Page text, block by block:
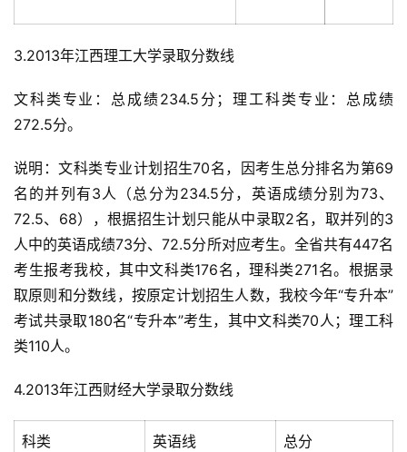
3.2013年江西理工大学录取分数线
文科类专业：总成绩234.5分；理工科类专业：总成绩
272.5分。
说明：文科类专业计划招生70名，因考生总分排名为第69
名的并列有3人（总分为234.5分，英语成绩分别为73、
72.5、68），根据招生计划只能从中录取2名，取并列的3
人中的英语成绩73分、72.5分所对应考生。全省共有447名
考生报考我校，其中文科类176名，理科类271名。根据录
取原则和分数线，按原定计划招生人数，我校今年“专升本”
考试共录取180名“专升本”考生，其中文科类70人；理工科
类110人。
4.2013年江西财经大学录取分数线
科类 英语线 总分